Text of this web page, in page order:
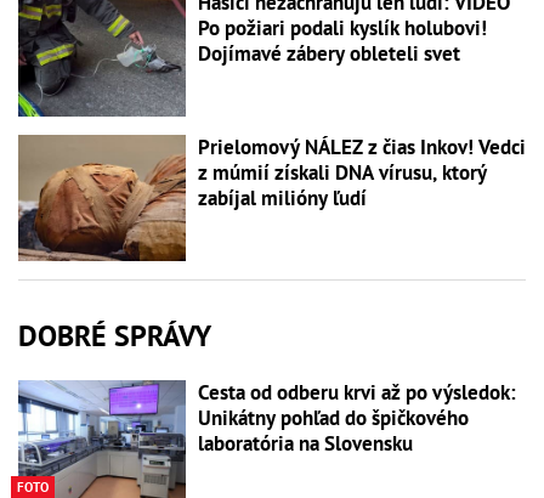
Po požiari podali kyslík holubovi!
Dojímavé zábery obleteli svet
Prielomový NÁLEZ z čias Inkov! Vedci
z múmií získali DNA vírusu, ktorý
zabíjal milióny ľudí
DOBRÉ SPRÁVY
FOTO
Cesta od odberu krvi až po výsledok:
Unikátny pohľad do špičkového
laboratória na Slovensku